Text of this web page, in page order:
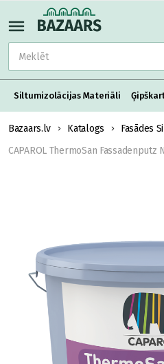
Siltumizolācijas Materiāli
Bazaars.lv Katalogs
Fasādes
CAPAROL ThermoSan